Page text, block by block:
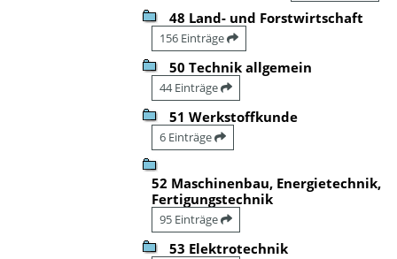
48 Land- und Forstwirtschaft
156 Einträge
50 Technik allgemein
44 Einträge
51 Werkstoffkunde
6 Einträge
52 Maschinenbau, Energietechnik,
Fertigungstechnik
95 Einträge
53 Elektrotechnik